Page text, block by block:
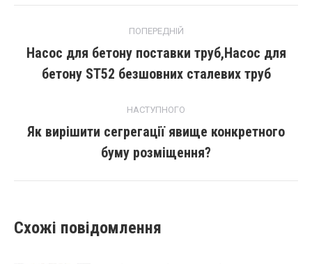
навігації
ПОПЕРЕДНІЙ
Попередній
пост:
Насос для бетону поставки труб,Насос для
бетону ST52 безшовних сталевих труб
НАСТУПНОГО
Наступний
запис:
Як вирішити сегрегації явище конкретного
буму розміщення?
Схожі повідомлення